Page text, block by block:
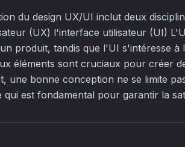
du design UX/UI inclut deux
(UX) l'interface utilisateur (UI)
produit, tandis que l'UI s'intéresse
éléments sont cruciaux pour créer
une bonne conception ne se limite
est fondamental pour garantir la